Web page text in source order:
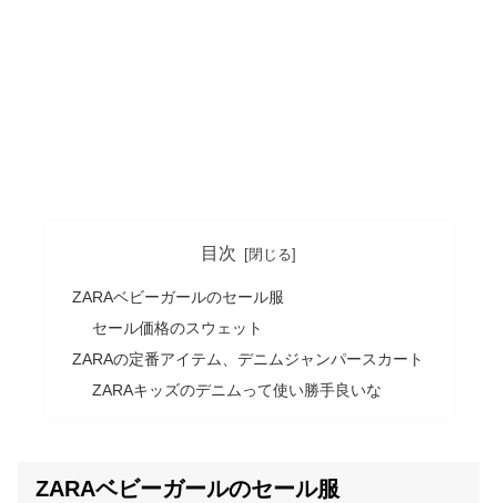
目次
ZARAベビーガールのセール服
セール価格のスウェット
ZARAの定番アイテム、デニムジャンパースカート
ZARAキッズのデニムって使い勝手良いな
ZARAベビーガールのセール服